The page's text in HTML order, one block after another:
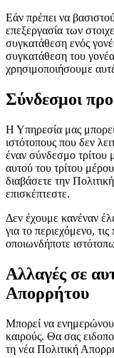
Εάν πρέπει να
επεξεργασία των
συγκατάθεση ενός
συγκατάθεση του
χρησιμοποιήσουμε
Σύνδεσμοι
Η Υπηρεσία μας
ιστότοπους που δεν
έναν σύνδεσμο τρίτου
αυτού του τρίτου
διαβάσετε την
επισκέπτεστε.
Δεν έχουμε κανέναν
για το περιεχόμενο,
οποιωνδήποτε
Αλλαγές σε
Απορρήτου
Μπορεί να
καιρούς. Θα σας
τη νέα Πολιτική